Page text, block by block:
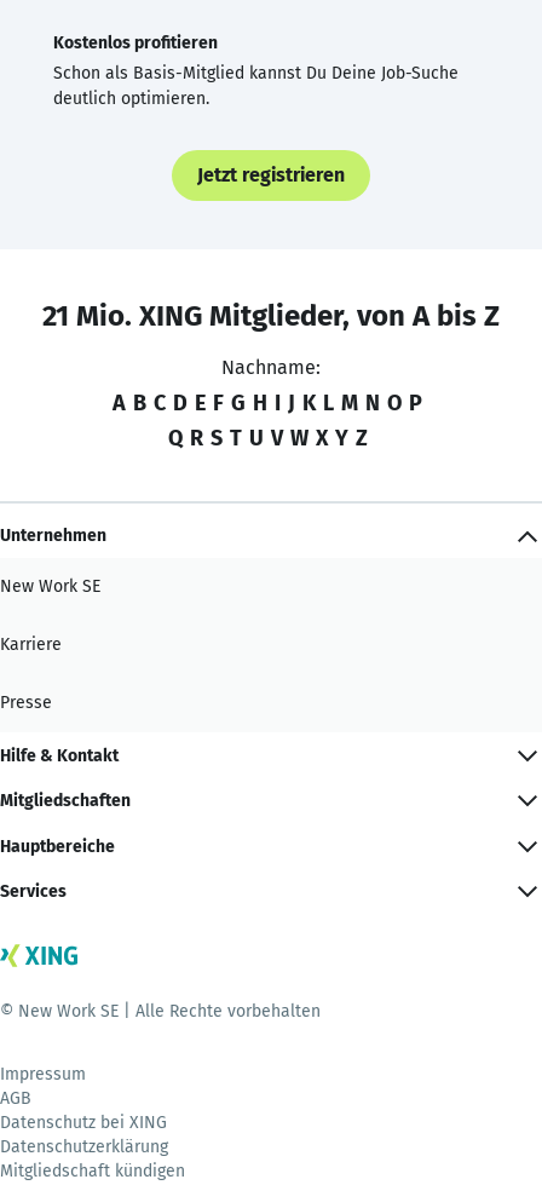
Kostenlos profitieren
Schon als Basis-Mitglied kannst Du Deine Job-Suche
deutlich optimieren.
Jetzt registrieren
21 Mio. XING Mitglieder, von A bis Z
Nachname:
A B C D E F G H I J K L M N O P
Q R S T U V W X Y Z
Unternehmen
New Work SE
Karriere
Presse
Hilfe & Kontakt
Mitgliedschaften
Hauptbereiche
Services
© New Work SE | Alle Rechte vorbehalten
Impressum
AGB
Datenschutz bei XING
Datenschutzerklärung
Mitgliedschaft kündigen